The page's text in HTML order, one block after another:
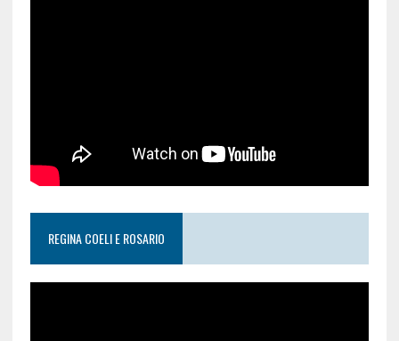
REGINA COELI E ROSARIO